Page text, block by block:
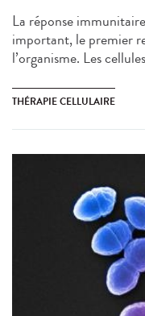
La réponse
important, le premier
l’organisme. Les
THÉRAPIE CELLULAIRE